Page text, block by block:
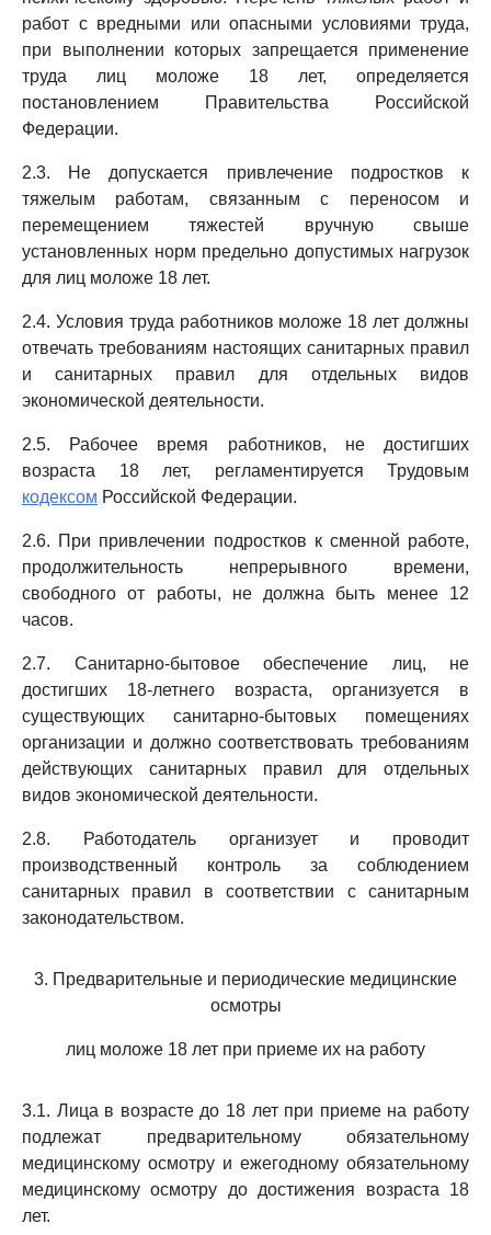
работ с вредными или опасными условиями труда,
при выполнении которых запрещается применение
труда лиц моложе 18 лет, определяется
постановлением Правительства Российской
Федерации.
2.3. Не допускается привлечение подростков к
тяжелым работам, связанным с переносом и
перемещением тяжестей вручную свыше
установленных норм предельно допустимых нагрузок
для лиц моложе 18 лет.
2.4. Условия труда работников моложе 18 лет должны
отвечать требованиям настоящих санитарных правил
и санитарных правил для отдельных видов
экономической деятельности.
2.5. Рабочее время работников, не достигших
возраста 18 лет, регламентируется Трудовым
кодексом Российской Федерации.
2.6. При привлечении подростков к сменной работе,
продолжительность непрерывного времени,
свободного от работы, не должна быть менее 12
часов.
2.7. Санитарно-бытовое обеспечение лиц, не
достигших 18-летнего возраста, организуется в
существующих санитарно-бытовых помещениях
организации и должно соответствовать требованиям
действующих санитарных правил для отдельных
видов экономической деятельности.
2.8. Работодатель организует и проводит
производственный контроль за соблюдением
санитарных правил в соответствии с санитарным
законодательством.
3. Предварительные и периодические медицинские
осмотры
лиц моложе 18 лет при приеме их на работу
3.1. Лица в возрасте до 18 лет при приеме на работу
подлежат предварительному обязательному
медицинскому осмотру и ежегодному обязательному
медицинскому осмотру до достижения возраста 18
лет.